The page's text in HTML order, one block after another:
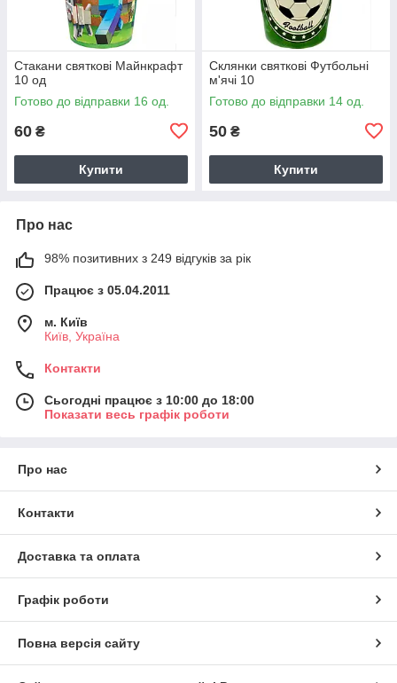
Стакани святкові Майнкрафт
10 од
Готово до відправки 16 од.
60 ₴
Купити
Склянки святкові Футбольні
м'ячі 10
Готово до відправки 14 од.
50 ₴
Купити
Про нас
98% позитивних з 249 відгуків за рік
Працює з 05.04.2011
м. Київ
Київ, Україна
Контакти
Сьогодні працює з 10:00 до 18:00
Показати весь графік роботи
Про нас
Контакти
Доставка та оплата
Графік роботи
Повна версія сайту